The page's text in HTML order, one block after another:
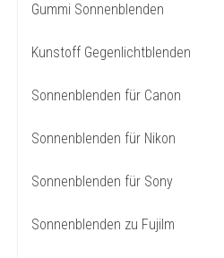
Gummi Sonnenblenden
Kunstoff Gegenlichtblenden
Sonnenblenden für Canon
Sonnenblenden für Nikon
Sonnenblenden für Sony
Sonnenblenden zu Fujilm